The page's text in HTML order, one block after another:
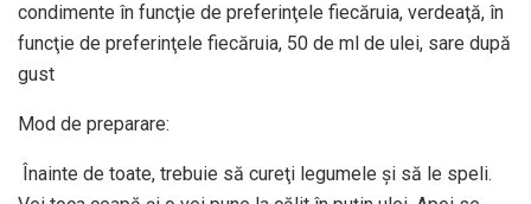
condimente în funcţie de preferinţele fiecăruia, verdeaţă, în
funcţie de preferinţele fiecăruia, 50 de ml de ulei, sare după
gust
Mod de preparare:
Înainte de toate, trebuie să cureţi legumele şi să le speli.